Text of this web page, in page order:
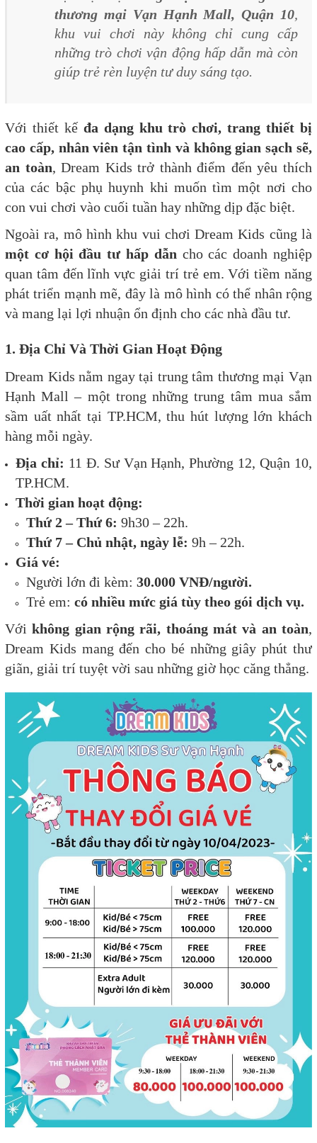
thương mại Vạn Hạnh Mall, Quận 10,
khu vui chơi này không chỉ cung cấp
những trò chơi vận động hấp dẫn mà còn
giúp trẻ rèn luyện tư duy sáng tạo.
Với thiết kế đa dạng khu trò chơi, trang thiết bị
cao cấp, nhân viên tận tình và không gian sạch sẽ,
an toàn, Dream Kids trở thành điểm đến yêu thích
của các bậc phụ huynh khi muốn tìm một nơi cho
con vui chơi vào cuối tuần hay những dịp đặc biệt.
Ngoài ra, mô hình khu vui chơi Dream Kids cũng là
một cơ hội đầu tư hấp dẫn cho các doanh nghiệp
quan tâm đến lĩnh vực giải trí trẻ em. Với tiềm năng
phát triển mạnh mẽ, đây là mô hình có thể nhân rộng
và mang lại lợi nhuận ổn định cho các nhà đầu tư.
1. Địa Chỉ Và Thời Gian Hoạt Động
Dream Kids nằm ngay tại trung tâm thương mại Vạn
Hạnh Mall – một trong những trung tâm mua sắm
sầm uất nhất tại TP.HCM, thu hút lượng lớn khách
hàng mỗi ngày.
Địa chỉ: 11 Đ. Sư Vạn Hạnh, Phường 12, Quận 10,
TP.HCM.
Thời gian hoạt động:
Thứ 2 – Thứ 6: 9h30 – 22h.
Thứ 7 – Chủ nhật, ngày lễ: 9h – 22h.
Giá vé:
Người lớn đi kèm: 30.000 VNĐ/người.
Trẻ em: có nhiều mức giá tùy theo gói dịch vụ.
Vớikhông gian rộng rãi, thoáng mát và an toàn,
Dream Kids mang đến cho bé những giây phút thư
giãn, giải trí tuyệt vời sau những giờ học căng thẳng.